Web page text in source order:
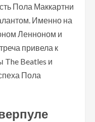
Пола Маккартни
Именно на
Ленноном и
привела к
The Beatles и
Пола